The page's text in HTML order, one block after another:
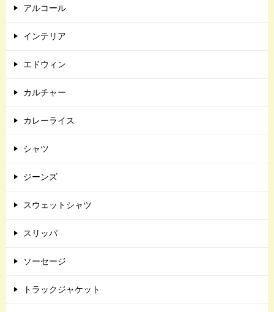
アルコール
インテリア
エドウィン
カルチャー
カレーライス
シャツ
ジーンズ
スウェットシャツ
スリッパ
ソーセージ
トラックジャケット